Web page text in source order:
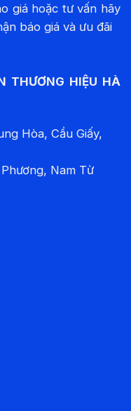
giá hoặc tư vấn hãy
báo giá và ưu đãi
THƯƠNG HIỆU HÀ
Hòa, Cầu Giấy,
Nam Từ